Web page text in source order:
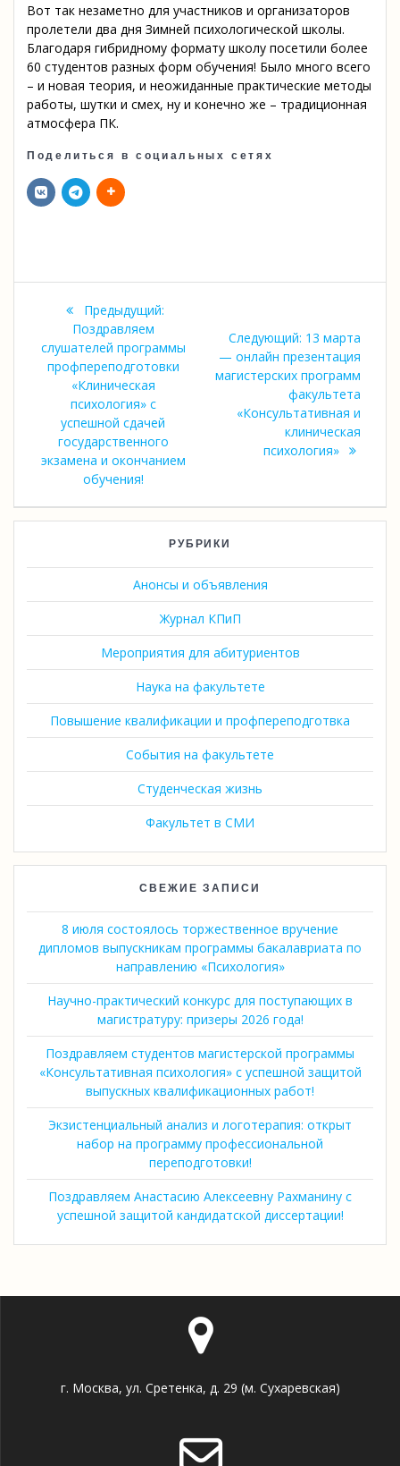
Вот так незаметно для участников и организаторов
пролетели два дня Зимней психологической школы.
Благодаря гибридному формату школу посетили более
60 студентов разных форм обучения! Было много всего
– и новая теория, и неожиданные практические методы
работы, шутки и смех, ну и конечно же – традиционная
атмосфера ПК.
Поделиться в социальных сетях
Навигация
по
записям
Предыдущий:Предыдущая
Поздравляем
слушателей программы
профпереподготовки
«Клиническая
психология» с
успешной сдачей
государственного
экзамена и окончанием
обучения!
Следующий: Следующая
запись:
13 марта
— онлайн презентация
магистерских программ
факультета
«Консультативная и
клиническая
психология»
РУБРИКИ
Анонсы и объявления
Журнал КПиП
Мероприятия для абитуриентов
Наука на факультете
Повышение квалификации и профпереподготвка
События на факультете
Студенческая жизнь
Факультет в СМИ
СВЕЖИЕ ЗАПИСИ
8 июля состоялось торжественное вручение
дипломов выпускникам программы бакалавриата по
направлению «Психология»
Научно-практический конкурс для поступающих в
магистратуру: призеры 2026 года!
Поздравляем студентов магистерской программы
«Консультативная психология» с успешной защитой
выпускных квалификационных работ!
Экзистенциальный анализ и логотерапия: открыт
набор на программу профессиональной
переподготовки!
Поздравляем Анастасию Алексеевну Рахманину с
успешной защитой кандидатской диссертации!
г. Москва, ул. Сретенка, д. 29 (м. Сухаревская)